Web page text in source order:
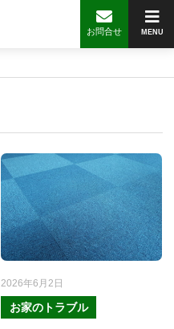
MENU
お問合せ
2026年6月2日
お家のトラブル